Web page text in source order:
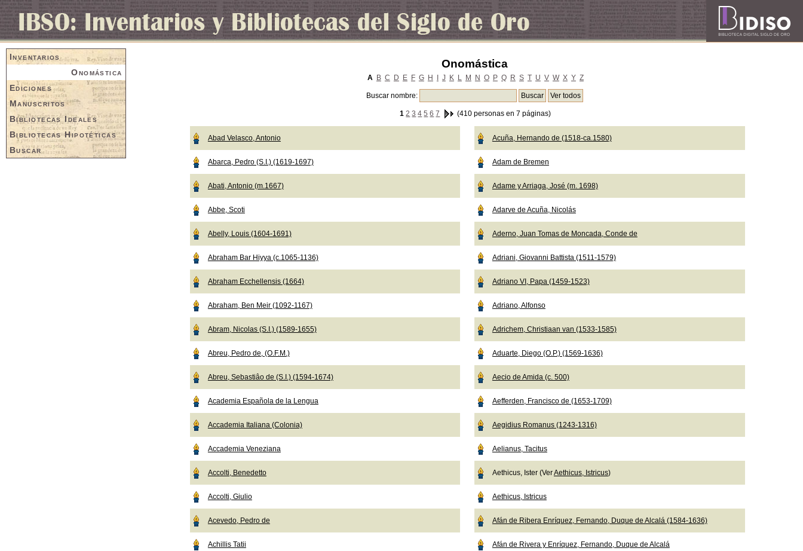
Inventarios
Onomástica
Ediciones
Manuscritos
Bibliotecas Ideales
Bibliotecas Hipotéticas
Buscar
Onomástica
A B C D E F G H J K L M N O P Q R S T U V W X Y Z
Buscar nombre:
1 2 3 4 5 6 7 (410 personas en 7 páginas)
Abad Velasco, Antonio
Abarca, Pedro (S.I.) (1619-1697)
Abati, Antonio (m.1667)
Abbe, Scoti
Abelly, Louis (1604-1691)
Abraham Bar Hiyya (c.1065-1136)
Abraham Ecchellensis (1664)
Abraham, Ben Meir (1092-1167)
Abram, Nicolas (S.I.) (1589-1655)
Abreu, Pedro de, (O.F.M.)
Abreu, Sebastiâo de (S.I.) (1594-1674)
Academia Española de la Lengua
Accademia Italiana (Colonia)
Accademia Veneziana
Accolti, Benedetto
Accolti, Giulio
Acevedo, Pedro de
Achillis Tatii
Acuña, Hernando de (1518-ca.1580)
Adam de Bremen
Adame y Arriaga, José (m. 1698)
Adarve de Acuña, Nicolás
Aderno, Juan Tomas de Moncada, Conde de
Adriani, Giovanni Battista (1511-1579)
Adriano VI, Papa (1459-1523)
Adriano, Alfonso
Adrichem, Christiaan van (1533-1585)
Aduarte, Diego (O.P.) (1569-1636)
Aecio de Amida (c. 500)
Aefferden, Francisco de (1653-1709)
Aegidius Romanus (1243-1316)
Aelianus, Tacitus
Aethicus, Ister (VerAethicus, Istricus)
Aethicus, Istricus
Afán de Ribera Enríquez, Fernando, Duque de Alcalá (1584-1636)
Afán de Rivera y Enríquez, Fernando, Duque de Alcalá